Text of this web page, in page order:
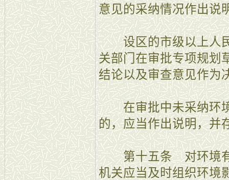
意见的采纳情况作出说
设区的市级以上人民
关部门在审批专项规划
结论以及审查意见作为
在审批中未采纳环境
的，应当作出说明，并
第十五条 对环境有
机关应当及时组织环境